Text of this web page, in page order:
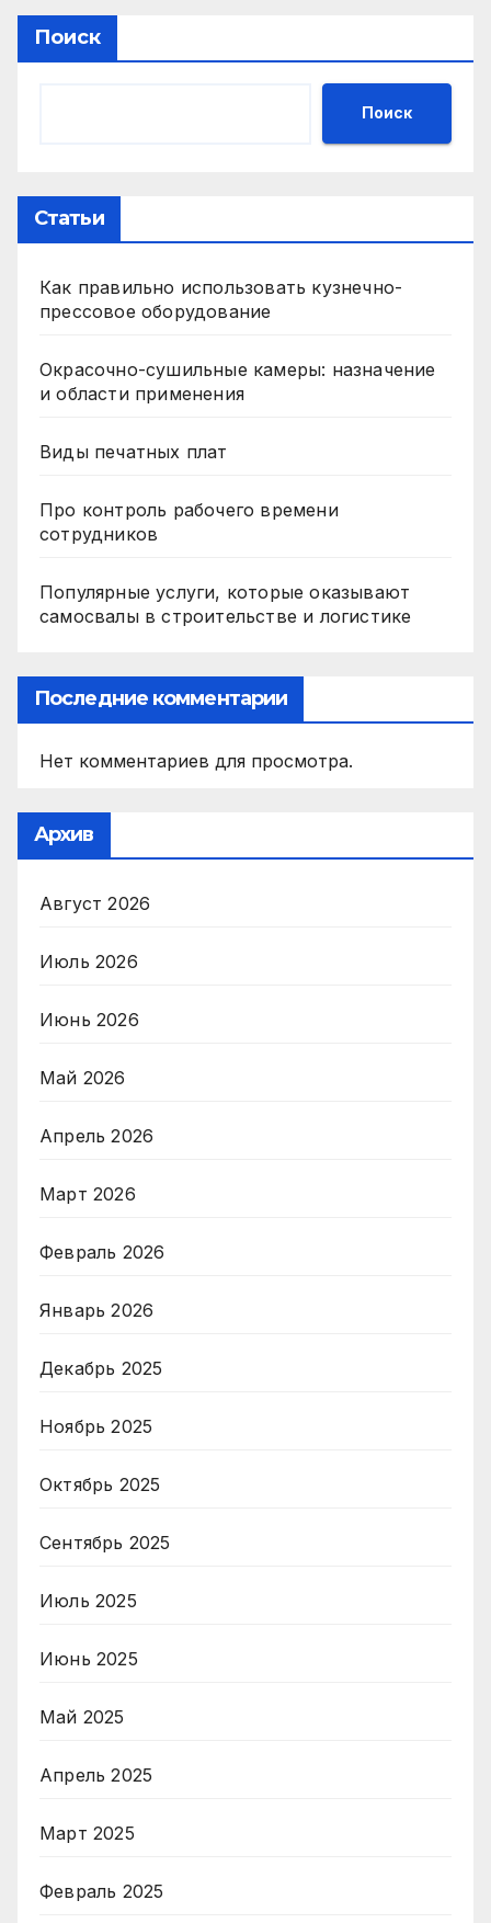
Поиск
Поиск
Статьи
Как правильно использовать кузнечно-
прессовое оборудование
Окрасочно-сушильные камеры: назначение
и области применения
Виды печатных плат
Про контроль рабочего времени
сотрудников
Популярные услуги, которые оказывают
самосвалы в строительстве и логистике
Последние комментарии
Нет комментариев для просмотра.
Архив
Август 2026
Июль 2026
Июнь 2026
Май 2026
Апрель 2026
Март 2026
Февраль 2026
Январь 2026
Декабрь 2025
Ноябрь 2025
Октябрь 2025
Сентябрь 2025
Июль 2025
Июнь 2025
Май 2025
Апрель 2025
Март 2025
Февраль 2025